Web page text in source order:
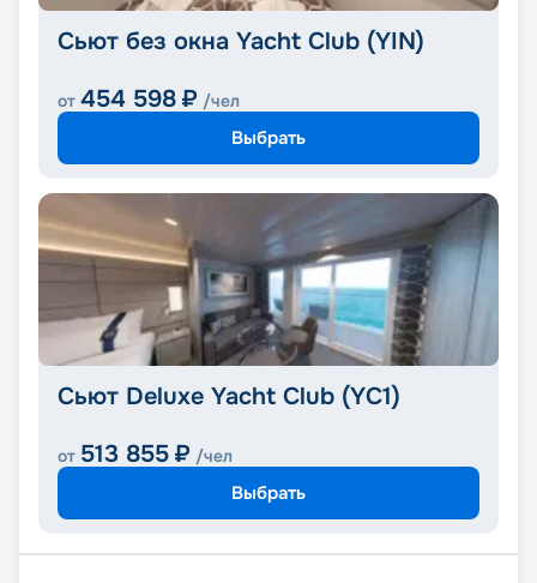
Сьют без окна Yacht Club (YIN)
от 454 598 ₽ /чел
Выбрать
Сьют Deluxe Yacht Club (YC1)
от 513 855 ₽ /чел
Выбрать